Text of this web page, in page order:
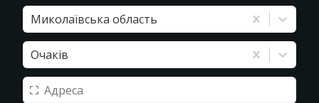
Миколаївська область
Очаків